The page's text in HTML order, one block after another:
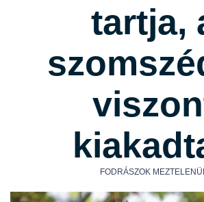
tartja,
FODRÁSZOK MEZTELENÜL